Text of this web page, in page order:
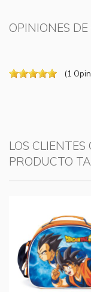
OPINIONES
(1
LOS
PRODUCTO